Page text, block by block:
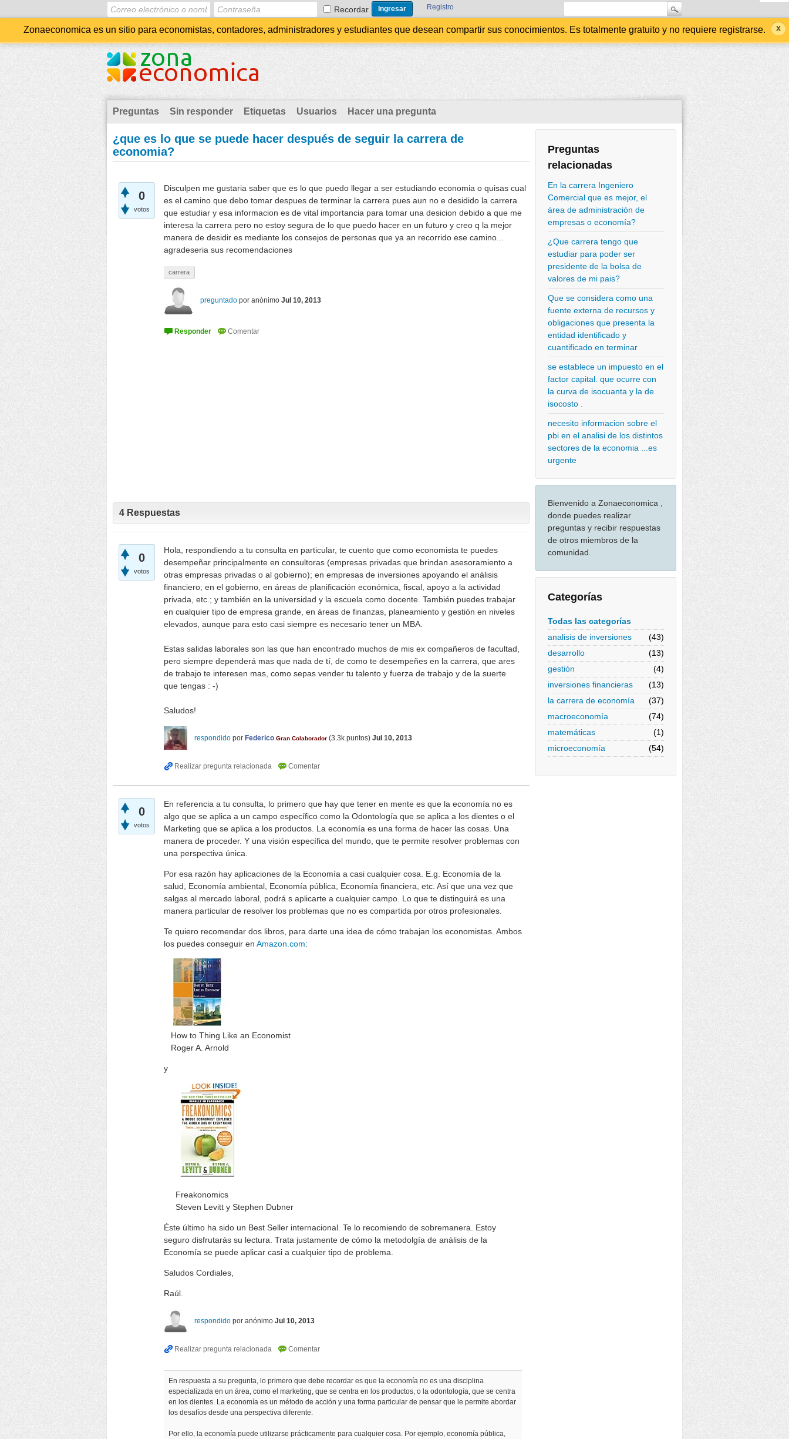
Recordar Registro
Zonaeconomica es un sitio para economistas, contadores, administradores y estudiantes que desean compartir sus conocimientos. Es totalmente gratuito y no requiere registrarse.
Preguntas Sin responder Etiquetas Usuarios Hacer una pregunta
Preguntas
relacionadas
En la carrera Ingeniero
Comercial que es mejor, el
área de administración de
empresas o economía?
¿Que carrera tengo que
estudiar para poder ser
presidente de la bolsa de
valores de mi pais?
Que se considera como una
fuente externa de recursos y
obligaciones que presenta la
entidad identificado y
cuantificado en terminar
se establece un impuesto en el
factor capital. que ocurre con
la curva de isocuanta y la de
isocosto .
necesito informacion sobre el
pbi en el analisi de los distintos
sectores de la economia ...es
urgente
Bienvenido a Zonaeconomica ,
donde puedes realizar
preguntas y recibir respuestas
de otros miembros de la
comunidad.
Categorías
Todas las categorías
analisis de inversiones
(43)
desarrollo
(13)
gestión
(4)
inversiones financieras
(13)
la carrera de economía
(37)
macroeconomía
(74)
matemáticas
(1)
microeconomía
(54)
¿que es lo que se puede hacer después de seguir la carrera de
economia?
0
votos
Disculpen me gustaria saber que es lo que puedo llegar a ser estudiando economia o quisas cual
es el camino que debo tomar despues de terminar la carrera pues aun no e desidido la carrera
que estudiar y esa informacion es de vital importancia para tomar una desicion debido a que me
interesa la carrera pero no estoy segura de lo que puedo hacer en un futuro y creo q la mejor
manera de desidir es mediante los consejos de personas que ya an recorrido ese camino...
agradeseria sus recomendaciones
carrera
preguntado por anónimo Jul 10, 2013
4 Respuestas
0
votos
Hola, respondiendo a tu consulta en particular, te cuento que como economista te puedes
desempeñar principalmente en consultoras (empresas privadas que brindan asesoramiento a
otras empresas privadas o al gobierno); en empresas de inversiones apoyando el análisis
financiero; en el gobierno, en áreas de planificación económica, fiscal, apoyo a la actividad
privada, etc.; y también en la universidad y la escuela como docente. También puedes trabajar
en cualquier tipo de empresa grande, en áreas de finanzas, planeamiento y gestión en niveles
elevados, aunque para esto casi siempre es necesario tener un MBA.
Estas salidas laborales son las que han encontrado muchos de mis ex compañeros de facultad,
pero siempre dependerá mas que nada de tí, de como te desempeñes en la carrera, que ares
de trabajo te interesen mas, como sepas vender tu talento y fuerza de trabajo y de la suerte
que tengas : -)
Saludos!
respondido por Federico Gran Colaborador (3.3k puntos) Jul 10, 2013
0
votos
En referencia a tu consulta, lo primero que hay que tener en mente es que la economía no es
algo que se aplica a un campo específico como la Odontología que se aplica a los dientes o el
Marketing que se aplica a los productos. La economía es una forma de hacer las cosas. Una
manera de proceder. Y una visión específica del mundo, que te permite resolver problemas con
una perspectiva única.
Por esa razón hay aplicaciones de la Economía a casi cualquier cosa. E.g. Economía de la
salud, Economía ambiental, Economía pública, Economía financiera, etc. Así que una vez que
salgas al mercado laboral, podrá s aplicarte a cualquier campo. Lo que te distinguirá es una
manera particular de resolver los problemas que no es compartida por otros profesionales.
Te quiero recomendar dos libros, para darte una idea de cómo trabajan los economistas. Ambos
los puedes conseguir en Amazon.com:
How to Thing Like an Economist
Roger A. Arnold
y
Freakonomics
Steven Levitt y Stephen Dubner
Éste último ha sido un Best Seller internacional. Te lo recomiendo de sobremanera. Estoy
seguro disfrutarás su lectura. Trata justamente de cómo la metodolgía de análisis de la
Economía se puede aplicar casi a cualquier tipo de problema.
Saludos Cordiales,
Raúl.
respondido por anónimo Jul 10, 2013
En respuesta a su pregunta, lo primero que debe recordar es que la economía no es una disciplina
especializada en un área, como el marketing, que se centra en los productos, o la odontología, que se centra
en los dientes. La economía es un método de acción y una forma particular de pensar que le permite abordar
los desafíos desde una perspectiva diferente.
Por ello, la economía puede utilizarse prácticamente para cualquier cosa. Por ejemplo, economía pública,